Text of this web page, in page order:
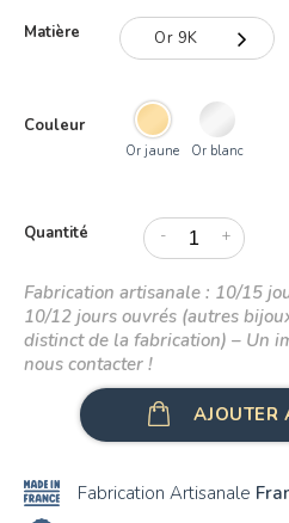
Matière Or 9K
Or 18K
Couleur
Or jaune Or blanc
Quantité - +
Fabrication artisanale : 10/15
10/12 jours ouvrés (autres
distinct de la fabrication) – Un
nous contacter !
AJOUTER
Fabrication Artisanale